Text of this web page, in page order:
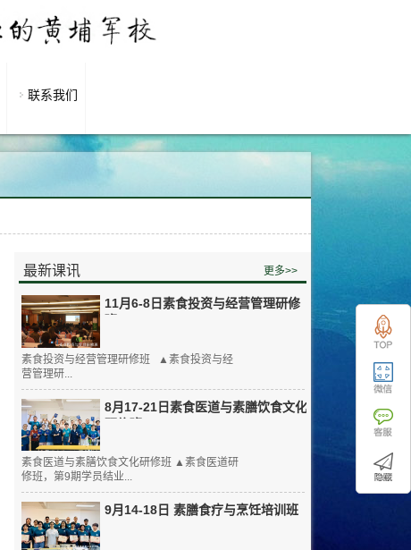
联系我们
最新课讯 更多>>
11月6-8日素食投资与经营管理研修
素食投资与经营管理研修班 ▲素食投资与经
营管理研...
8月17-21日素食医道与素膳饮食文化
研修班
素食医道与素膳饮食文化研修班 ▲素食医道研
修班，第9期学员结业...
9月14-18日 素膳食疗与烹饪培训班